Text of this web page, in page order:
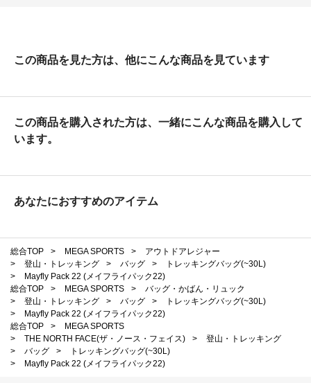
この商品を見た方は、他にこんな商品を見ています
この商品を購入された方は、一緒にこんな商品を購入して
います。
あなたにおすすめのアイテム
総合TOP > MEGA SPORTS >
アウトドアレジャー
>
登山・トレッキング > バッグ >
トレッキングバッグ(~30L)
>
Mayfly Pack 22 (メイフライパック22)
総合TOP
> MEGA SPORTS >
バッグ・かばん・リュック
>
登山・トレッキング > バッグ >
トレッキングバッグ(~30L)
>
Mayfly Pack 22 (メイフライパック22)
総合TOP
>
MEGA SPORTS
>
THE NORTH FACE(ザ・ノース・フェイス) >
登山・トレッキング
>
バッグ >
トレッキングバッグ(~30L)
>
Mayfly Pack 22 (メイフライパック22)